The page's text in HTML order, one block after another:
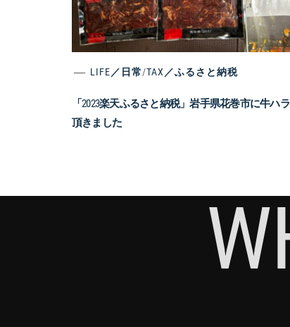
LIFE／日常/TAX／ふるさと納税
「2023楽天ふるさと納税」岩手県花巻市に牛ハラ
頂きました